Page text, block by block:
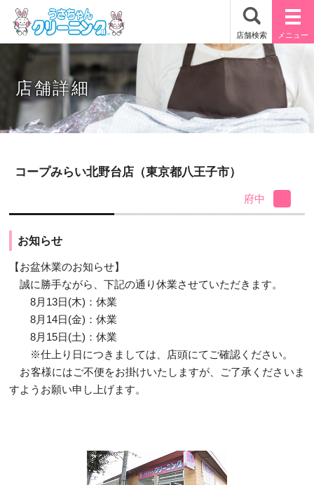
店舗詳細
コープみらい北野台店（東京都八王子市）
府中
お知らせ
【お盆休業のお知らせ】
誠に勝手ながら、下記の通り休業させていただきます。
8月13日(木)：休業
8月14日(金)：休業
8月15日(土)：休業
※仕上り日につきましては、店頭にてご確認ください。
お客様にはご不便をお掛けいたしますが、ご了承くださいま
すようお願い申し上げます。